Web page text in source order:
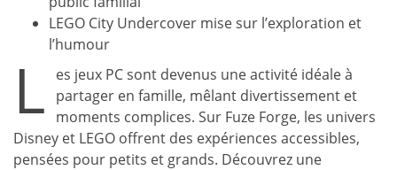
LEGO City Undercover mise sur l’exploration et
l’humour
L
es jeux PC sont devenus une activité idéale à
partager en famille, mêlant divertissement et
moments complices. Sur Fuze Forge, les univers
Disney et LEGO offrent des expériences accessibles,
pensées pour petits et grands. Découvrez une